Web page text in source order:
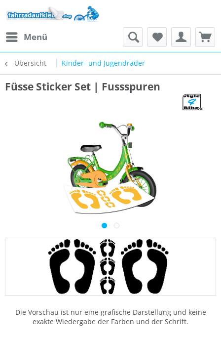
Menü
Übersicht Kinder- und Jugendräder
Füsse Sticker Set | Fussspuren
Die Vorschau ist nur eine grafische Darstellung und keine
exakte Wiedergabe der Farben und der Schrift.